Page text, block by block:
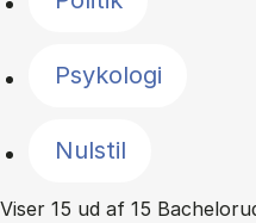
Psykologi
Nulstil
Viser 15 ud af 15